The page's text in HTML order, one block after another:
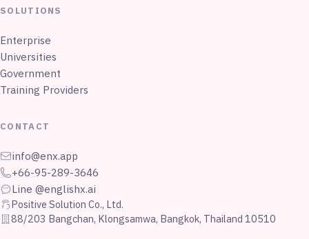
SOLUTIONS
Enterprise
Universities
Government
Training Providers
CONTACT
info@enx.app
+66-95-289-3646
Line @englishx.ai
Positive Solution Co., Ltd.
88/203 Bangchan, Klongsamwa, Bangkok, Thailand 10510